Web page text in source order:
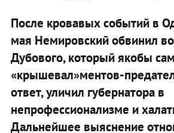
После кровавых событий в
мая Немировский обвинил
Дубового, который якобы
«крышевал»ментов-
ответ, уличил губернатора в
непрофессионализме и
Дальнейшее выяснение